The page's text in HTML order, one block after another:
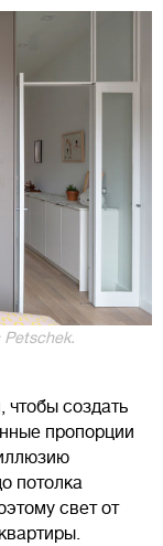
чтобы создать
пропорции
потолка
свет от